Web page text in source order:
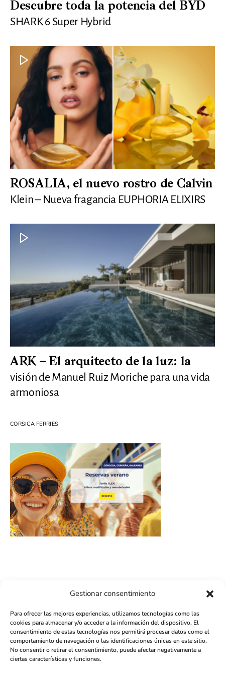
Gestionar consentimiento
Para ofrecer las mejores experiencias, utilizamos tecnologías como las
cookies para almacenar y/o acceder a la información del dispositivo. El
consentimiento de estas tecnologías nos permitirá procesar datos como el
comportamiento de navegación o las identificaciones únicas en este sitio.
No consentir o retirar el consentimiento, puede afectar negativamente a
ciertas características y funciones.
Descubre toda la potencia del BYD
SHARK 6 Super Hybrid
ROSALIA, el nuevo rostro de Calvin
Klein – Nueva fragancia EUPHORIA ELIXIRS
ARK – El arquitecto de la luz: la
visión de Manuel Ruiz Moriche para una vida
armoniosa
CORSICA FERRIES
411K 13K
© 2026 - AMILCAR LATINO MAGAZINE by AMILCAR MAGAZINE GROUP
- Web - Editorial - Relaciones Públicas:AGENCE MÉDIANE